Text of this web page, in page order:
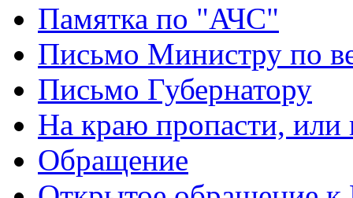
Памятка по "АЧС"
Письмо Министру по
Письмо Губернатору
На краю пропасти, или
Обращение